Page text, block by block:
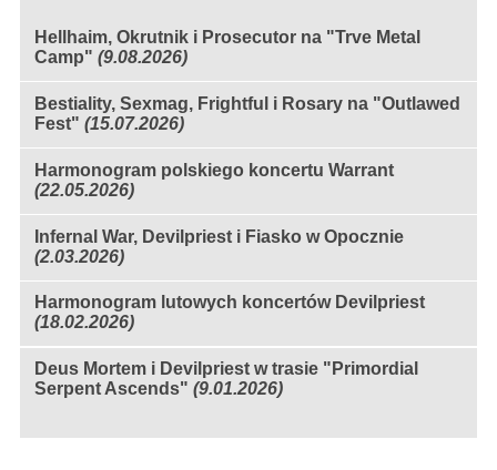
Hellhaim, Okrutnik i Prosecutor na "Trve Metal
Camp" (9.08.2026)
Bestiality, Sexmag, Frightful i Rosary na "Outlawed
Fest" (15.07.2026)
Harmonogram polskiego koncertu Warrant
(22.05.2026)
Infernal War, Devilpriest i Fiasko w Opocznie
(2.03.2026)
Harmonogram lutowych koncertów Devilpriest
(18.02.2026)
Deus Mortem i Devilpriest w trasie "Primordial
Serpent Ascends" (9.01.2026)